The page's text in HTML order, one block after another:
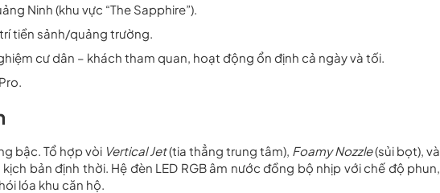
Ninh (khu vực “The Sapphire”).
tiền sảnh/quảng trường.
cư dân – khách tham quan, hoạt động ổn định cả ngày và tối.
bậc. Tổ hợp vòi Vertical Jet(tia thẳng trung tâm), Foamy Nozzle(sủi bọt), và
bản định thời. Hệ đèn LED RGB âm nước đồng bộ nhịp với chế độ phun,
lóa khu căn hộ.